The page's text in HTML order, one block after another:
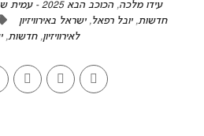
עידו מלכה,הכוכב הבא 2025 - עמית שדה
חדשות,יובל רפאל,ישראל באירוויזיון
לאירוויזיון,חדשות,